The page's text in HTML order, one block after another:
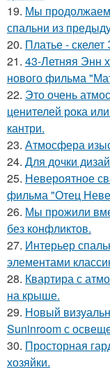
19. Мы продолжаем
спальни из
20. Платье -
21. 43-Летняя Энн
нового фильма
22. Это очень
ценителей рока
кантри.
23. Атмосфера
24. Для дочки
25. Невероятное
фильма "Отец
26. Мы прожили
без конфликтов.
27. Интерьер
элементами
28. Квартира с
на крыше.
29. Новый
Suninroom с
30. Просторная
хозяйки.